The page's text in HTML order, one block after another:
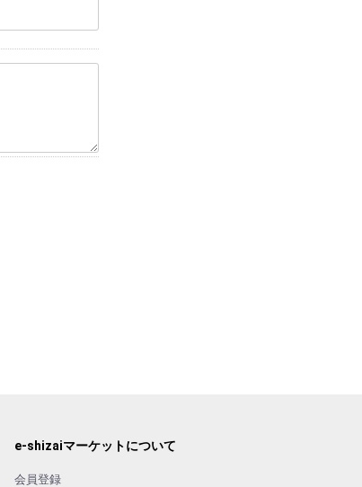
e-shizaiマーケットについて
会員登録